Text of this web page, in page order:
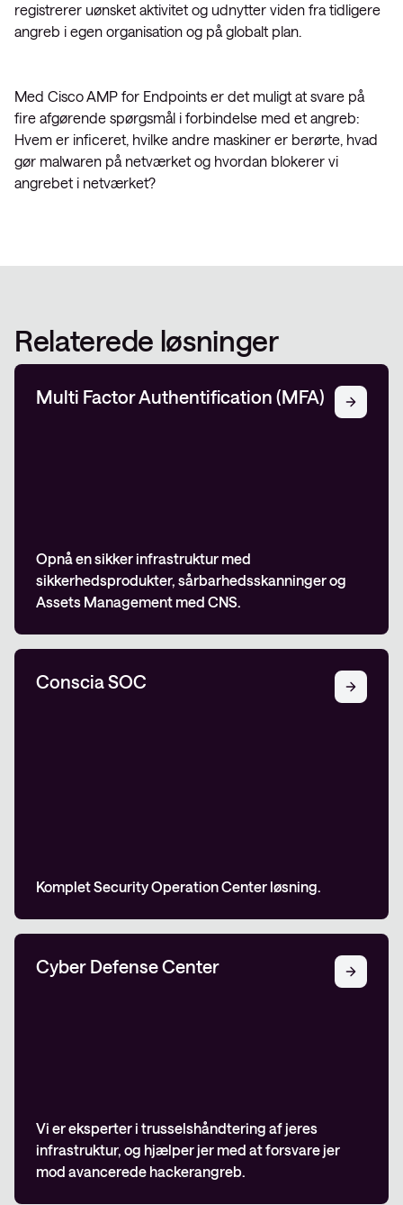
registrerer uønsket aktivitet og udnytter viden fra tidligere
angreb i egen organisation og på globalt plan.
Med Cisco AMP for Endpoints er det muligt at svare på
fire afgørende spørgsmål i forbindelse med et angreb:
Hvem er inficeret, hvilke andre maskiner er berørte, hvad
gør malwaren på netværket og hvordan blokerer vi
angrebet i netværket?
Relaterede løsninger
Multi Factor Authentification (MFA)
Opnå en sikker infrastruktur med
sikkerhedsprodukter, sårbarhedsskanninger og
Assets Management med CNS.
Conscia SOC
Komplet Security Operation Center løsning.
Cyber Defense Center
Vi er eksperter i trusselshåndtering af jeres
infrastruktur, og hjælper jer med at forsvare jer
mod avancerede hackerangreb.